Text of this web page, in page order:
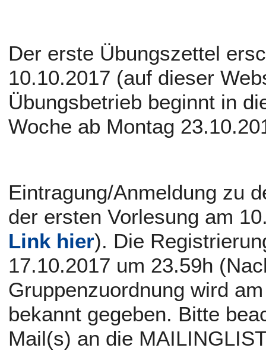
Der erste Übungszettel
10.10.2017 (auf dieser
Übungsbetrieb beginnt in
Woche ab Montag
Eintragung/Anmeldung zu
der ersten Vorlesung am
Link hier). Die
17.10.2017 um 23.59h
Gruppenzuordnung wird
bekannt gegeben. Bitte
Mail(s) an die